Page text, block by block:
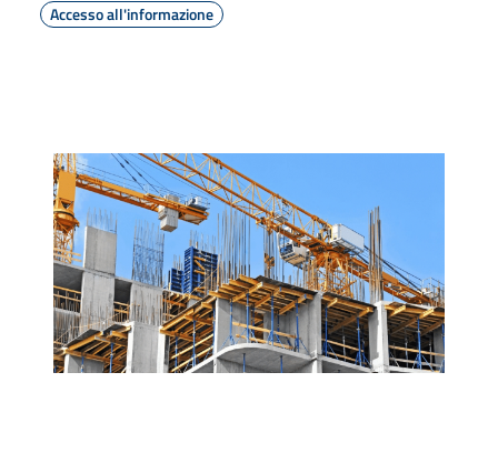
Accesso all'informazione